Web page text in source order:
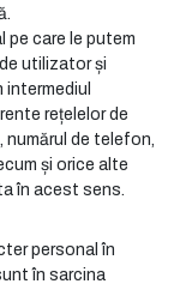
pe care le putem
utilizator și
rețelelor de
numărul de telefon,
și orice alte
în acest sens.
personal în
în sarcina